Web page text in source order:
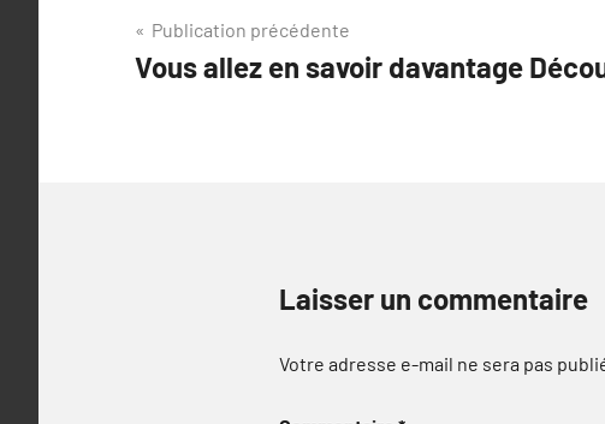
Navigation
de
Publication précédente
Vous allez en savoir davantage
Laisser un commentaire
Votre adresse e-mail ne sera pas